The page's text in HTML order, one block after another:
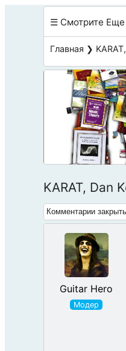
☰ Смотрите Еще
Главная ❯
KARAT, Dan
Комментарии
Guitar Hero